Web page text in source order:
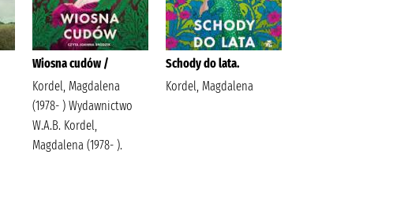
Wiosna cudów /
Kordel, Magdalena
(1978- ) Wydawnictwo
W.A.B. Kordel,
Magdalena (1978- ).
Schody do lata.
Kordel, Magdalena